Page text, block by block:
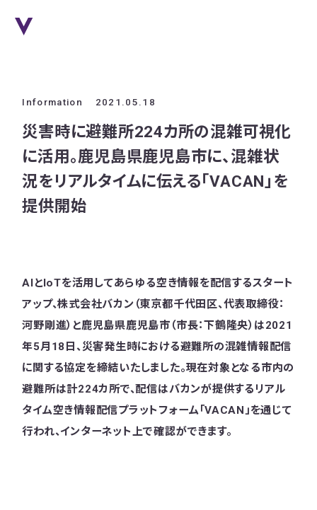
Information 2021.05.18
災害時に避難所224カ所の混雑可視化
に活用。鹿児島県鹿児島市に、混雑状
況をリアルタイムに伝える「VACAN」を
提供開始
AIとIoTを活用してあらゆる空き情報を配信するスタート
アップ、株式会社バカン（東京都千代田区、代表取締役：
河野剛進）と鹿児島県鹿児島市（市長：下鶴隆央）は2021
年5月18日、災害発生時における避難所の混雑情報配信
に関する協定を締結いたしました。現在対象となる市内の
避難所は計224カ所で、配信はバカンが提供するリアル
タイム空き情報配信プラットフォーム「VACAN」を通じて
行われ、インターネット上で確認ができます。